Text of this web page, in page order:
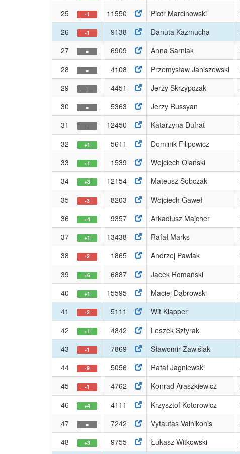
25
-1 11550 Piotr Marcinowski
26
-1 9138 Danuta Kazmucha
27
= 6909 Anna Sarniak
28
= 4108 Przemysław Janiszewski
29
= 4451 Jerzy Skrzypczak
30
= 5363 Jerzy Russyan
31
= 12450 Katarzyna Dufrat
32
+1 5611 Dominik Filipowicz
33
+1 1539 Wojciech Olański
34
+3 12154 Mateusz Sobczak
35
-3 8203 Wojciech Gaweł
36
+4 9357 Arkadiusz Majcher
37
+1 13438 Rafał Marks
38
-2 1865 Andrzej Pawlak
39
+6 6887 Jacek Romański
40
+1 15595 Maciej Dąbrowski
41
-2 5111 Wit Klapper
42
+1 4842 Leszek Sztyrak
43
-1 7869 Sławomir Zawiślak
44
-9 5056 Rafał Jagniewski
45
-1 4762 Konrad Araszkiewicz
46
+4 4111 Krzysztof Kotorowicz
47
= 7242 Vytautas Vainikonis
48
+3 9755 Łukasz Witkowski